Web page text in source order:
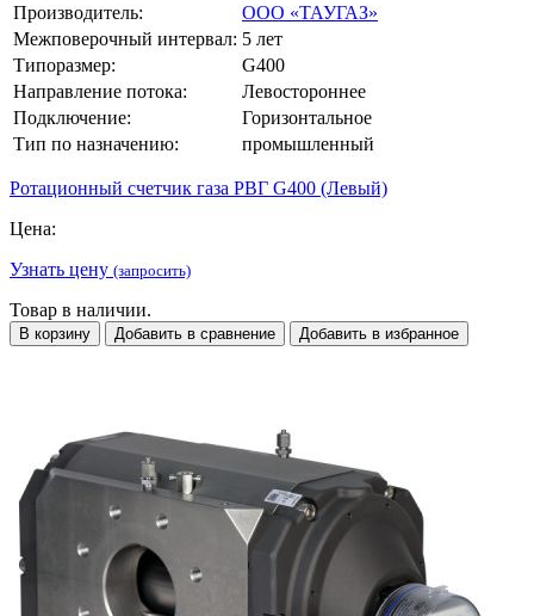
Производитель:
ООО «ТАУГАЗ»
Межповерочный интервал: 5 лет
Типоразмер:
G400
Направление потока:
Левостороннее
Подключение:
Горизонтальное
Тип по назначению:
промышленный
Ротационный счетчик газа РВГ G400 (Левый)
Цена:
Узнать цену (запросить)
Товар в наличии.
В корзину Добавить в сравнение Добавить в избранное